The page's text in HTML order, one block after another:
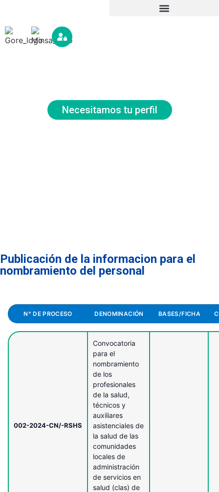
Necesitamos tu perfil
Publicación de la informacion para el
nombramiento del personal
N° DE PROCESO DENOMINACIÓN BASES/FICHA
002-2024-CN/-RSHS
Convocatoria
para el
nombramiento
de los
profesionales
de la salud,
técnicos y
auxiliares
asistenciales de
la salud de las
comunidades
locales de
administración
de servicios en
salud (clas) de